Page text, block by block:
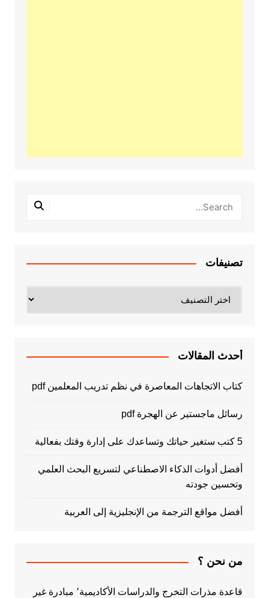
تصنيفات
أحدث المقالات
كتاب الاتجاهات المعاصرة في نظم تدريب المعلمين pdf
رسائل ماجستير عن الهجرة pdf
5 كتب ستغير حياتك وتساعدك على إدارة وقتك بفعالية
أفضل أدوات الذكاء الاصطناعي لتسريع البحث العلمي
وتحسين جودته
أفضل مواقع الترجمة من الإنجليزية إلى العربية
من نحن ؟
قاعدة مذرات التخرج والدراسات الأكاديمية٬ مبادرة غير